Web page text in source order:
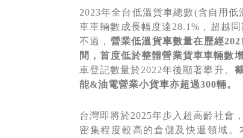
2023年全台低溫貨車總數(含自用
車車輛數成長幅度達28.1%，超越
不過， 營業低溫貨車數量在歷經
間，首度低於整體營業貨車車輛數
車登記數量於2022年後顯著攀升。
能&油電營業小貨車亦超過300輛。
台灣即將於2025年步入超高齡社會
密集程度較高的倉儲及快遞領域。